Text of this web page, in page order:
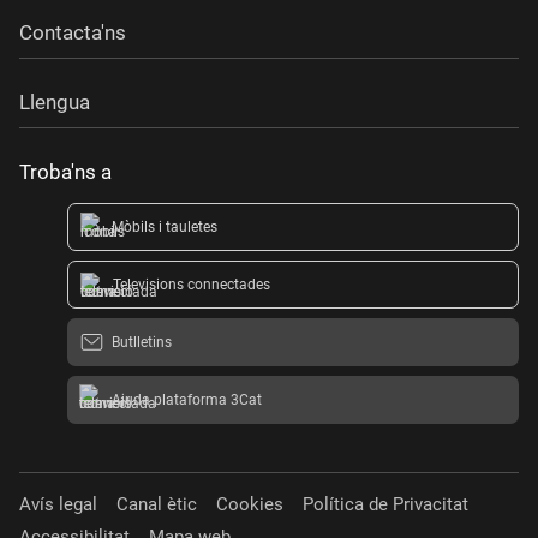
Contacta'ns
Llengua
Troba'ns a
Mòbils i tauletes
Televisions connectades
Butlletins
Ajuda plataforma 3Cat
Avís legal Canal ètic Cookies
Política de Privacitat